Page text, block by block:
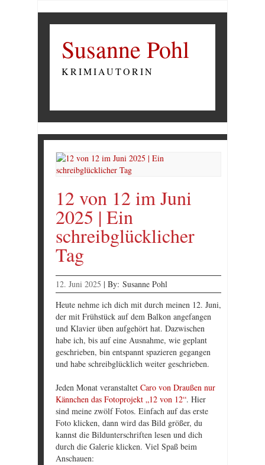
Susanne Pohl
KRIMIAUTORIN
12 von 12 im Juni
2025 | Ein
schreibglücklicher
Tag
12. Juni 2025 | By: Susanne Pohl
Heute nehme ich dich mit durch meinen 12. Juni,
der mit Frühstück auf dem Balkon angefangen
und Klavier üben aufgehört hat. Dazwischen
habe ich, bis auf eine Ausnahme, wie geplant
geschrieben, bin entspannt spazieren gegangen
und habe schreibglücklich weiter geschrieben.
Jeden Monat veranstaltet Caro von Draußen nur
Kännchen das Fotoprojekt „12 von 12“. Hier
sind meine zwölf Fotos. Einfach auf das erste
Foto klicken, dann wird das Bild größer, du
kannst die Bildunterschriften lesen und dich
durch die Galerie klicken. Viel Spaß beim
Anschauen: